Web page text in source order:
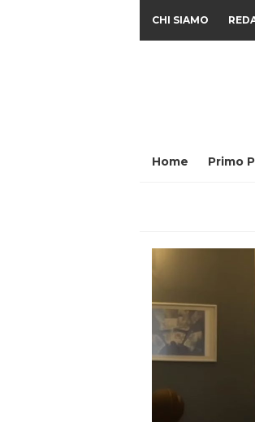
CHI SIAMO
Home Primo